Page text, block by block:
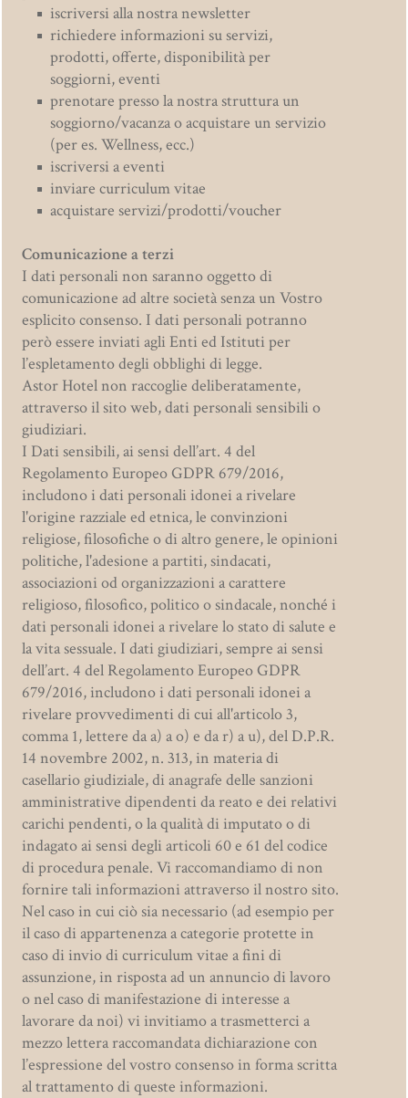
iscriversi alla nostra newsletter
richiedere informazioni su servizi,
prodotti, offerte, disponibilità per
soggiorni, eventi
prenotare presso la nostra struttura un
soggiorno/vacanza o acquistare un servizio
(per es. Wellness, ecc.)
iscriversi a eventi
inviare curriculum vitae
acquistare servizi/prodotti/voucher
Comunicazione a terzi
I dati personali non saranno oggetto di
comunicazione ad altre società senza un Vostro
esplicito consenso. I dati personali potranno
però essere inviati agli Enti ed Istituti per
l’espletamento degli obblighi di legge.
Astor Hotel non raccoglie deliberatamente,
attraverso il sito web, dati personali sensibili o
giudiziari.
I Dati sensibili, ai sensi dell’art. 4 del
Regolamento Europeo GDPR 679/2016,
includono i dati personali idonei a rivelare
l'origine razziale ed etnica, le convinzioni
religiose, filosofiche o di altro genere, le opinioni
politiche, l'adesione a partiti, sindacati,
associazioni od organizzazioni a carattere
religioso, filosofico, politico o sindacale, nonché i
dati personali idonei a rivelare lo stato di salute e
la vita sessuale. I dati giudiziari, sempre ai sensi
dell’art. 4 del Regolamento Europeo GDPR
679/2016, includono i dati personali idonei a
rivelare provvedimenti di cui all'articolo 3,
comma 1, lettere da a) a o) e da r) a u), del D.P.R.
14 novembre 2002, n. 313, in materia di
casellario giudiziale, di anagrafe delle sanzioni
amministrative dipendenti da reato e dei relativi
carichi pendenti, o la qualità di imputato o di
indagato ai sensi degli articoli 60 e 61 del codice
di procedura penale. Vi raccomandiamo di non
fornire tali informazioni attraverso il nostro sito.
Nel caso in cui ciò sia necessario (ad esempio per
il caso di appartenenza a categorie protette in
caso di invio di curriculum vitae a fini di
assunzione, in risposta ad un annuncio di lavoro
o nel caso di manifestazione di interesse a
lavorare da noi) vi invitiamo a trasmetterci a
mezzo lettera raccomandata dichiarazione con
l’espressione del vostro consenso in forma scritta
al trattamento di queste informazioni.